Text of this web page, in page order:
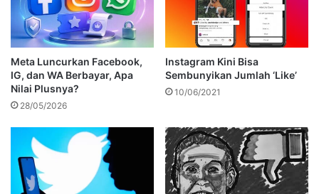
Meta Luncurkan Facebook,
IG, dan WA Berbayar, Apa
Nilai Plusnya?
28/05/2026
Instagram Kini Bisa
Sembunyikan Jumlah ‘Like’
10/06/2021